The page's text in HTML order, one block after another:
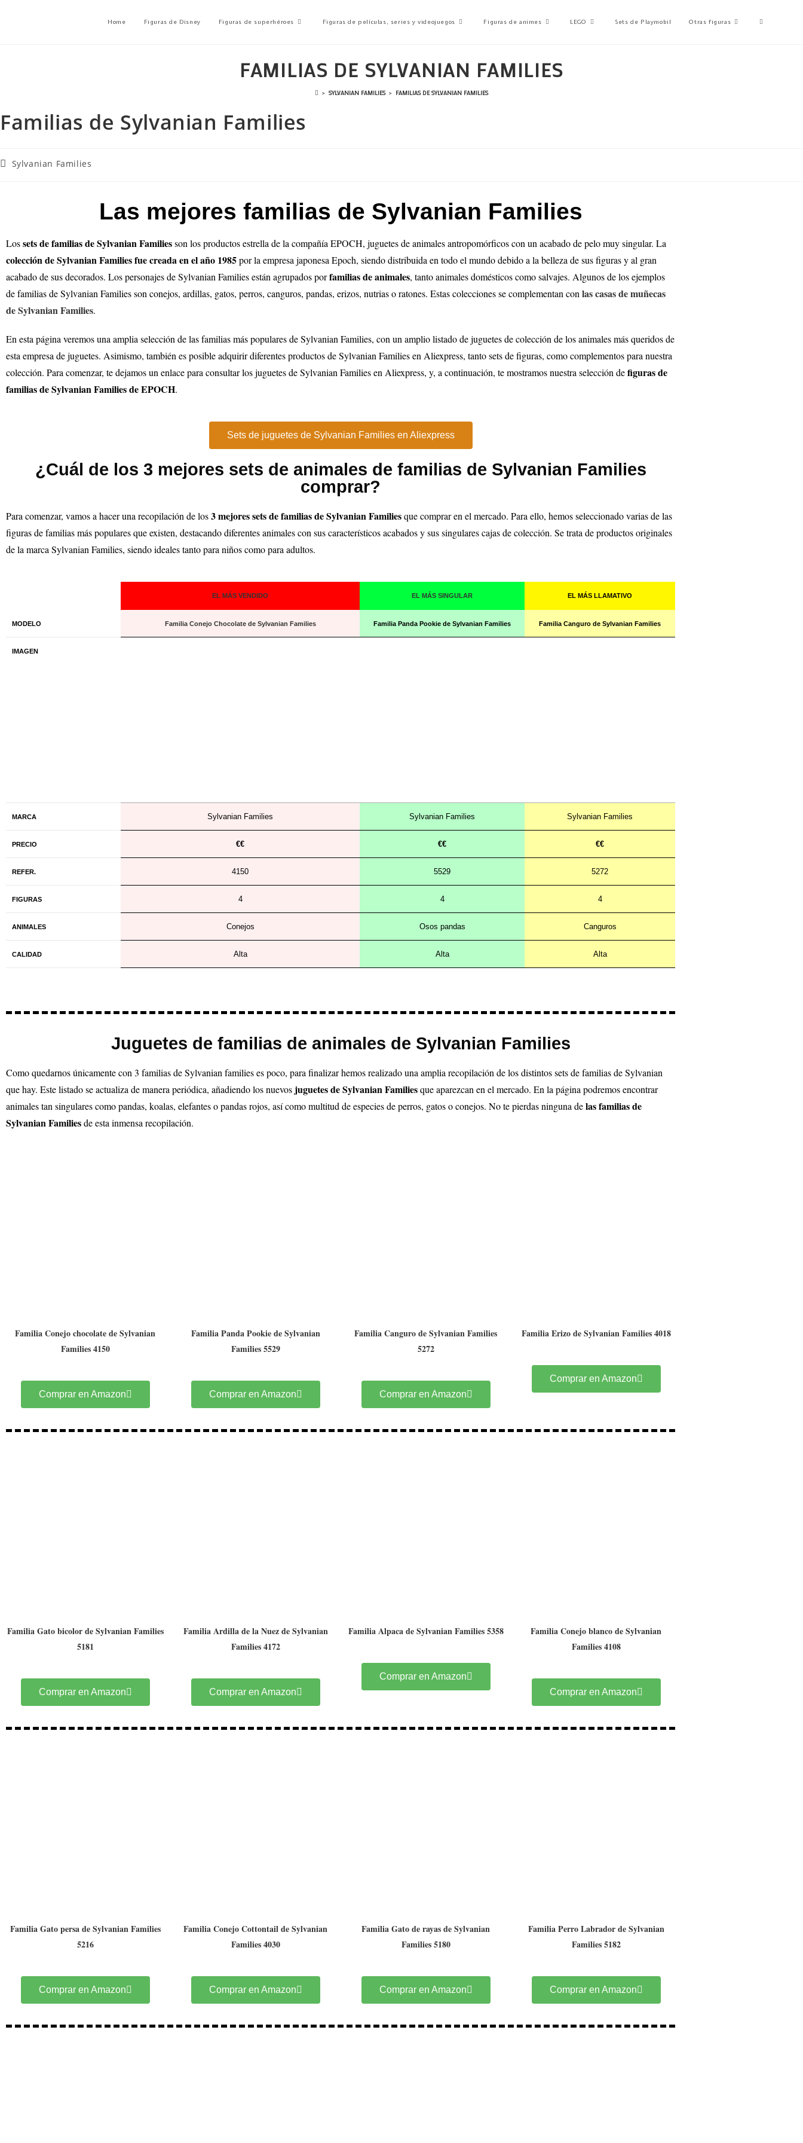
Home Figuras de Disney Figuras de superhéroes Figuras de películas, series y videojuegos Figuras de animes LEGO Sets de Playmobil Otras figuras
FAMILIAS DE SYLVANIAN FAMILIES
> SYLVANIAN FAMILIES > FAMILIAS DE SYLVANIAN FAMILIES
Familias de Sylvanian Families
Sylvanian Families
Las mejores familias de Sylvanian Families
Lossets de familias de Sylvanian Familiesson los productos estrella de la compañía EPOCH, juguetes de animales antropomórficos con un acabado de pelo muy singular. La
colección de Sylvanian Families fue creada en el año 1985por la empresa japonesa Epoch, siendo distribuida en todo el mundo debido a la belleza de sus figuras y al gran
acabado de sus decorados. Los personajes de Sylvanian Families están agrupados porfamilias de animales, tanto animales domésticos como salvajes. Algunos de los ejemplos
de familias de Sylvanian Families son conejos, ardillas, gatos, perros, canguros, pandas, erizos, nutrias o ratones. Estas colecciones se complementan con las casas de muñecas
de Sylvanian Families.
En esta página veremos una amplia selección de las familias más populares de Sylvanian Families, con un amplio listado de juguetes de colección de los animales más queridos de
esta empresa de juguetes. Asimismo, también es posible adquirir diferentes productos de Sylvanian Families en Aliexpress, tanto sets de figuras, como complementos para nuestra
colección. Para comenzar, te dejamos un enlace para consultar los juguetes de Sylvanian Families en Aliexpress, y, a continuación, te mostramos nuestra selección defiguras de
familias de Sylvanian Families de EPOCH.
Sets de juguetes de Sylvanian Families en Aliexpress
¿Cuál de los 3 mejores sets de animales de familias de Sylvanian Families
comprar?
Para comenzar, vamos a hacer una recopilación de los3 mejores sets de familias de Sylvanian Familiesque comprar en el mercado. Para ello, hemos seleccionado varias de las
figuras de familias más populares que existen, destacando diferentes animales con sus característicos acabados y sus singulares cajas de colección. Se trata de productos originales
de la marca Sylvanian Families, siendo ideales tanto para niños como para adultos.
EL MÁS VENDIDO EL MÁS SINGULAR EL MÁS LLAMATIVO
MODELO Familia Conejo Chocolate de Sylvanian Families Familia Panda Pookie de Sylvanian Families Familia Canguro de Sylvanian Families
IMAGEN
MARCA Sylvanian Families Sylvanian Families Sylvanian Families
PRECIO €€ €€ €€
REFER. 4150 5529 5272
FIGURAS 4 4 4
ANIMALES Conejos Osos pandas Canguros
CALIDAD Alta Alta Alta
Juguetes de familias de animales de Sylvanian Families
Como quedarnos únicamente con 3 familias de Sylvanian families es poco, para finalizar hemos realizado una amplia recopilación de los distintos sets de familias de Sylvanian
que hay. Este listado se actualiza de manera periódica, añadiendo los nuevos juguetes de Sylvanian Familiesque aparezcan en el mercado. En la página podremos encontrar
animales tan singulares como pandas, koalas, elefantes o pandas rojos, así como multitud de especies de perros, gatos o conejos. No te pierdas ninguna delas familias de
Sylvanian Familiesde esta inmensa recopilación.
Familia Conejo chocolate de Sylvanian
Families 4150
Comprar en Amazon
Familia Panda Pookie de Sylvanian
Families 5529
Comprar en Amazon
Familia Canguro de Sylvanian Families
5272
Comprar en Amazon
Familia Erizo de Sylvanian Families 4018
Comprar en Amazon
Familia Gato bicolor de Sylvanian Families
5181
Comprar en Amazon
Familia Ardilla de la Nuez de Sylvanian
Families 4172
Comprar en Amazon
Familia Alpaca de Sylvanian Families 5358
Comprar en Amazon
Familia Conejo blanco de Sylvanian
Families 4108
Comprar en Amazon
Familia Gato persa de Sylvanian Families
5216
Comprar en Amazon
Familia Conejo Cottontail de Sylvanian
Families 4030
Comprar en Amazon
Familia Gato de rayas de Sylvanian
Families 5180
Comprar en Amazon
Familia Perro Labrador de Sylvanian
Families 5182
Comprar en Amazon